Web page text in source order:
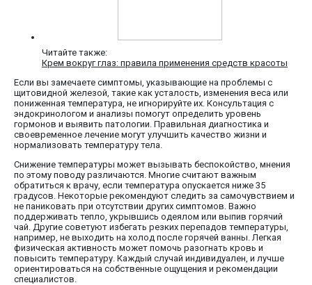
Читайте также:
Крем вокруг глаз: правила применения средств красоты
Если вы замечаете симптомы, указывающие на проблемы с
щитовидной железой, такие как усталость, изменения веса или
пониженная температура, не игнорируйте их. Консультация с
эндокринологом и анализы помогут определить уровень
гормонов и выявить патологии. Правильная диагностика и
своевременное лечение могут улучшить качество жизни и
нормализовать температуру тела.
Снижение температуры может вызывать беспокойство, мнения
по этому поводу различаются. Многие считают важным
обратиться к врачу, если температура опускается ниже 35
градусов. Некоторые рекомендуют следить за самочувствием и
не паниковать при отсутствии других симптомов. Важно
поддерживать тепло, укрывшись одеялом или выпив горячий
чай. Другие советуют избегать резких перепадов температуры,
например, не выходить на холод после горячей ванны. Легкая
физическая активность может помочь разогнать кровь и
повысить температуру. Каждый случай индивидуален, и лучше
ориентироваться на собственные ощущения и рекомендации
специалистов.